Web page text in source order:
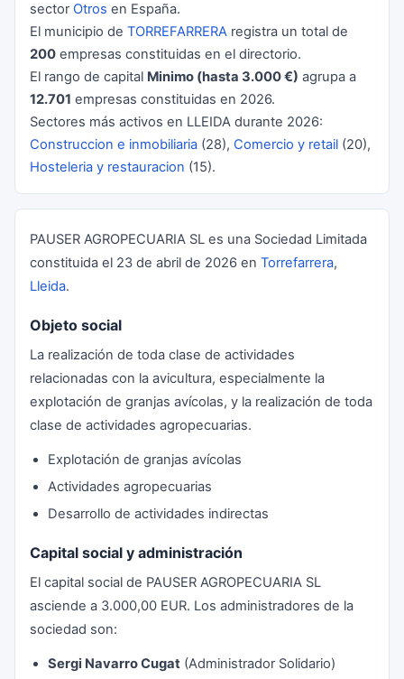
sector Otros en España.
El municipio de TORREFARRERA registra un total de
200 empresas constituidas en el directorio.
El rango de capital Minimo (hasta 3.000 €) agrupa a
12.701 empresas constituidas en 2026.
Sectores más activos en LLEIDA durante 2026:
Construccion e inmobiliaria (28), Comercio y retail (20),
Hosteleria y restauracion (15).
PAUSER AGROPECUARIA SL es una Sociedad Limitada
constituida el 23 de abril de 2026 en Torrefarrera,
Lleida.
Objeto social
La realización de toda clase de actividades
relacionadas con la avicultura, especialmente la
explotación de granjas avícolas, y la realización de toda
clase de actividades agropecuarias.
Explotación de granjas avícolas
Actividades agropecuarias
Desarrollo de actividades indirectas
Capital social y administración
El capital social de PAUSER AGROPECUARIA SL
asciende a 3.000,00 EUR. Los administradores de la
sociedad son:
Sergi Navarro Cugat (Administrador Solidario)